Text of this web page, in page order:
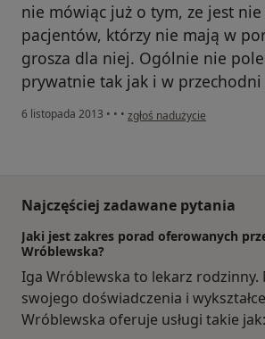
nie mówiąc już o tym, ze jest
pacjentów, którzy nie mają w
grosza dla niej. Ogólnie nie
prywatnie tak jak i w
6 listopada 2013 • • • w opinii użytkownika Konto
zgłoś nadużycie
Najczęściej zadawane pytania
Jaki jest zakres porad oferowanych
Wróblewska?
Iga Wróblewska to lekarz rodzinny.
swojego doświadczenia i
Wróblewska oferuje usługi takie